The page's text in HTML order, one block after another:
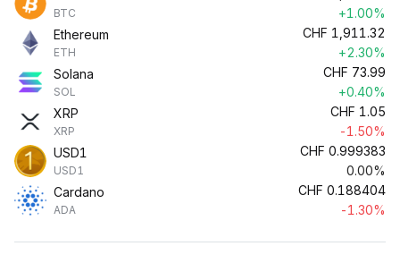
BTC
+1.00%
Ethereum
ETH
CHF 1,911.32
+2.30%
Solana
SOL
CHF 73.99
+0.40%
XRP
XRP
CHF 1.05
-1.50%
USD1
USD1
CHF 0.999383
0.00%
Cardano
ADA
CHF 0.188404
-1.30%